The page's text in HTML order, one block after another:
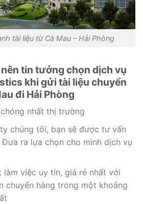
tài liệu từ Cà Mau – Hải Phòng
tin tưởng chọn dịch vụ
khi gửi tài liệu chuyển
đi Hải Phòng
nhất thị trường
chúng tôi, bạn sẽ được tư vấn
ra lựa chọn cho mình dịch vụ
việc uy tín, giá rẻ nhất với
chuyển hàng trong một khoảng